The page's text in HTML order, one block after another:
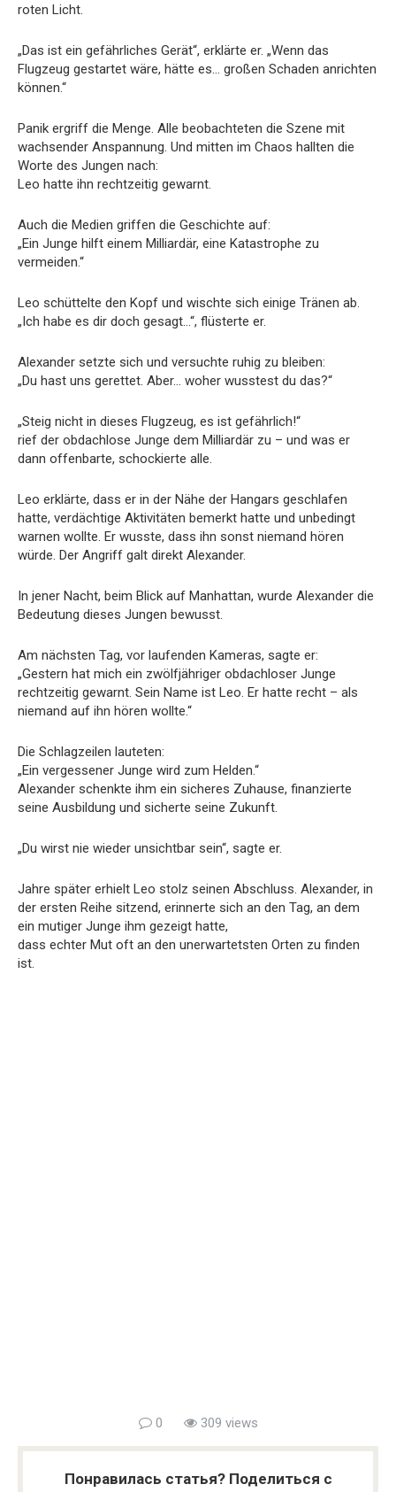
roten Licht.
„Das ist ein gefährliches Gerät“, erklärte er. „Wenn das
Flugzeug gestartet wäre, hätte es… großen Schaden anrichten
können.“
Panik ergriff die Menge. Alle beobachteten die Szene mit
wachsender Anspannung. Und mitten im Chaos hallten die
Worte des Jungen nach:
Leo hatte ihn rechtzeitig gewarnt.
Auch die Medien griffen die Geschichte auf:
„Ein Junge hilft einem Milliardär, eine Katastrophe zu
vermeiden.“
Leo schüttelte den Kopf und wischte sich einige Tränen ab.
„Ich habe es dir doch gesagt…“, flüsterte er.
Alexander setzte sich und versuchte ruhig zu bleiben:
„Du hast uns gerettet. Aber… woher wusstest du das?“
„Steig nicht in dieses Flugzeug, es ist gefährlich!“
rief der obdachlose Junge dem Milliardär zu – und was er
dann offenbarte, schockierte alle.
Leo erklärte, dass er in der Nähe der Hangars geschlafen
hatte, verdächtige Aktivitäten bemerkt hatte und unbedingt
warnen wollte. Er wusste, dass ihn sonst niemand hören
würde. Der Angriff galt direkt Alexander.
In jener Nacht, beim Blick auf Manhattan, wurde Alexander die
Bedeutung dieses Jungen bewusst.
Am nächsten Tag, vor laufenden Kameras, sagte er:
„Gestern hat mich ein zwölfjähriger obdachloser Junge
rechtzeitig gewarnt. Sein Name ist Leo. Er hatte recht – als
niemand auf ihn hören wollte.“
Die Schlagzeilen lauteten:
„Ein vergessener Junge wird zum Helden.“
Alexander schenkte ihm ein sicheres Zuhause, finanzierte
seine Ausbildung und sicherte seine Zukunft.
„Du wirst nie wieder unsichtbar sein“, sagte er.
Jahre später erhielt Leo stolz seinen Abschluss. Alexander, in
der ersten Reihe sitzend, erinnerte sich an den Tag, an dem
ein mutiger Junge ihm gezeigt hatte,
dass echter Mut oft an den unerwartetsten Orten zu finden
ist.
0 309 views
Понравилась статья? Поделиться с